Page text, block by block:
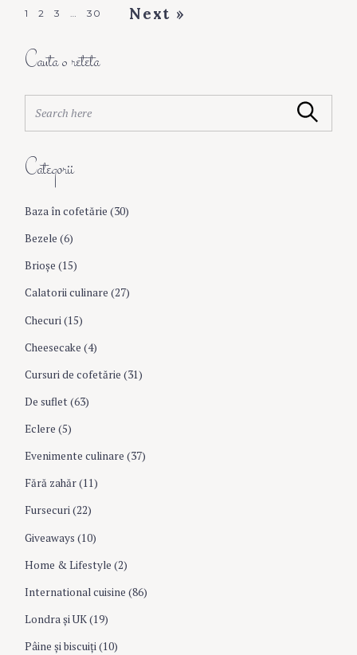
P
o
s
t
s
n
a
v
i
g
a
t
i
o
n
1 2 3 … 30 Next »
Cauta o reteta
a
c
o
r
Search
Categorii
Baza în cofetărie (30)
Bezele (6)
Brioşe (15)
Calatorii culinare (27)
Checuri (15)
Cheesecake (4)
Cursuri de cofetărie (31)
De suflet(63)
Eclere (5)
Evenimente culinare (37)
Fără zahăr(11)
Fursecuri(22)
Giveaways (10)
Home & Lifestyle (2)
International cuisine (86)
Londra şi UK(19)
Pâine şi biscuiţi(10)